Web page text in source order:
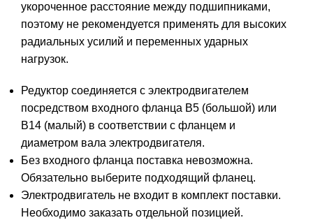
укороченное расстояние между подшипниками,
поэтому не рекомендуется применять для высоких
радиальных усилий и переменных ударных
нагрузок.
Редуктор соединяется с электродвигателем
посредством входного фланца В5 (большой) или
В14 (малый) в соответствии с фланцем и
диаметром вала электродвигателя.
Без входного фланца поставка невозможна.
Обязательно выберите подходящий фланец.
Электродвигатель не входит в комплект поставки.
Необходимо заказать отдельной позицией.